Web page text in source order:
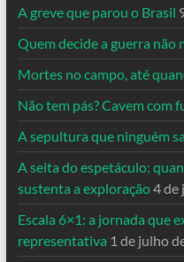
A greve que parou o Brasil
Quem decide a guerra não
Mortes no campo, até
Não tem pás? Cavem com
A sepultura que ninguém
A seita do espetáculo:
sustenta a exploração4 de
Escala 6×1: a jornada que
representativa 1 de julho